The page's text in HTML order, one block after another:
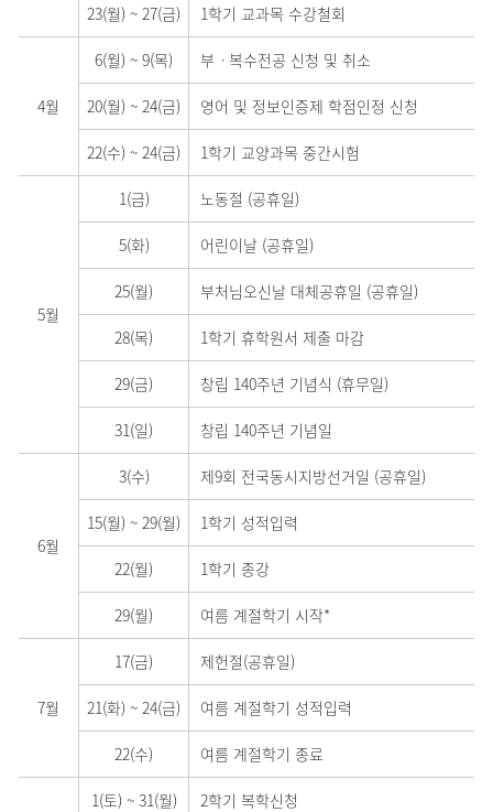
23(월) ~ 27(금) 1학기 교과목 수강철회
4월
6(월) ~ 9(목) 부ㆍ복수전공 신청 및 취소
20(월) ~ 24(금) 영어 및 정보인증제 학점인정 신청
22(수) ~ 24(금) 1학기 교양과목 중간시험
5월
1(금) 노동절 (공휴일)
5(화) 어린이날 (공휴일)
25(월) 부처님오신날 대체공휴일 (공휴일)
28(목) 1학기 휴학원서 제출 마감
29(금) 창립 140주년 기념식 (휴무일)
31(일) 창립 140주년 기념일
6월
3(수) 제9회 전국동시지방선거일 (공휴일)
15(월) ~ 29(월) 1학기 성적입력
22(월) 1학기 종강
29(월) 여름 계절학기 시작*
7월
17(금) 제헌절(공휴일)
21(화) ~ 24(금) 여름 계절학기 성적입력
22(수) 여름 계절학기 종료
1(토) ~31(월) 2학기 복학신청